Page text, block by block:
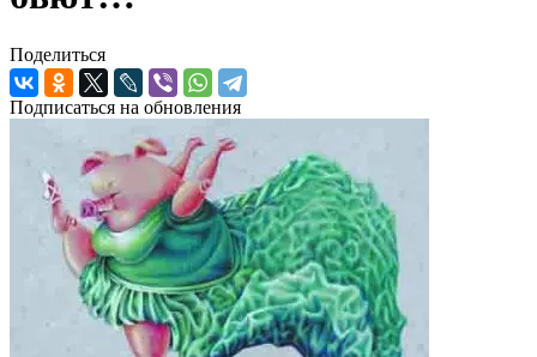
Поделиться
Подписаться на обновления